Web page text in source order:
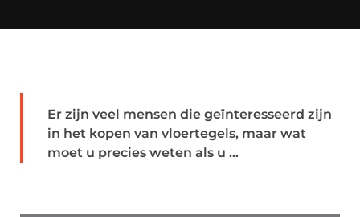
Er zijn veel mensen die geïnteresseerd zijn
in het kopen van vloertegels, maar wat
moet u precies weten als u ...